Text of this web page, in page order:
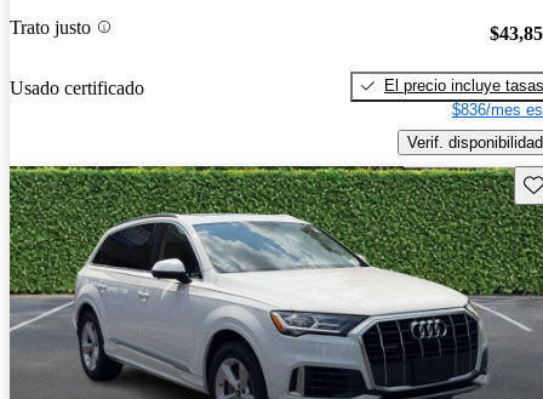
Trato justo
Usado certificado
El precio incluye tasas
$836/mes
Verif. disponibilidad